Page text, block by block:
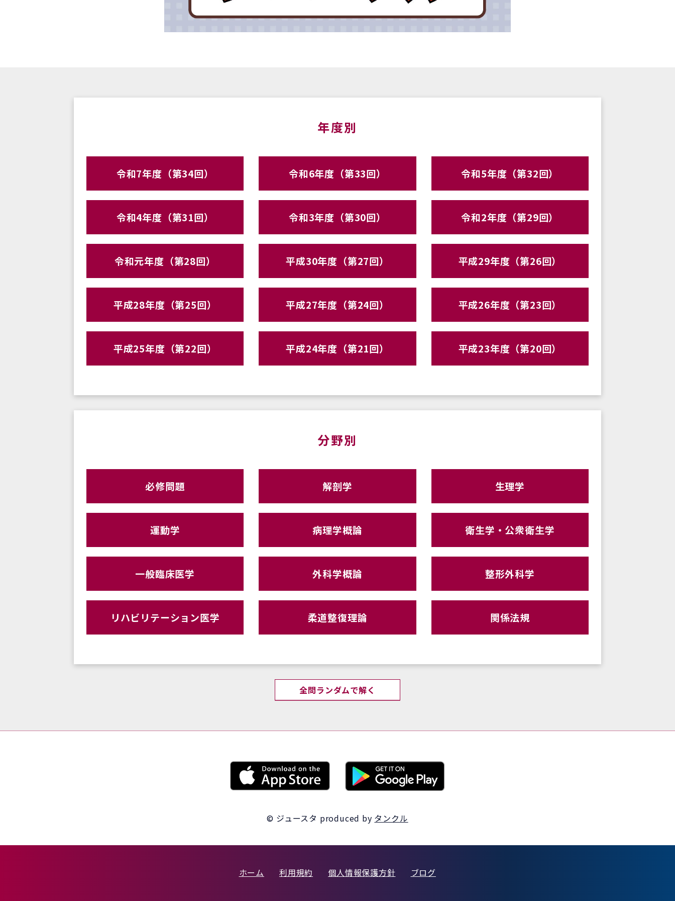
年度別
令和7年度（第34回） 令和6年度（第33回） 令和5年度（第32回）
令和4年度（第31回） 令和3年度（第30回） 令和2年度（第29回）
令和元年度（第28回） 平成30年度（第27回） 平成29年度（第26回）
平成28年度（第25回） 平成27年度（第24回） 平成26年度（第23回）
平成25年度（第22回） 平成24年度（第21回） 平成23年度（第20回）
分野別
必修問題 解剖学 生理学
運動学 病理学概論 衛生学・公衆衛生学
一般臨床医学 外科学概論 整形外科学
リハビリテーション医学 柔道整復理論 関係法規
全問ランダムで解く
© ジュースタ produced by タンクル
ホーム 利用規約 個人情報保護方針 ブログ